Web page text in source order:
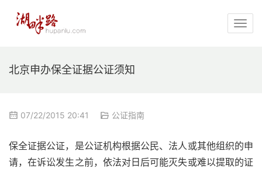
北京申办保全证据公证须知
07/22/2015 20:41 公证指南
保全证据公证，是公证机构根据公民、法人或其他组织的申
请，在诉讼发生之前，依法对日后可能灭失或难以提取的证